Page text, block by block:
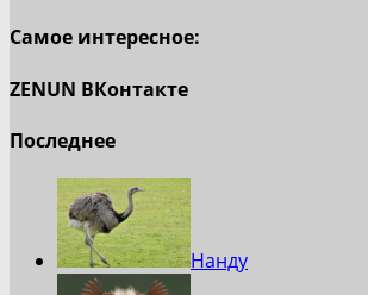
Самое интересное:
ZENUN ВКонтакте
Последнее
Нанду